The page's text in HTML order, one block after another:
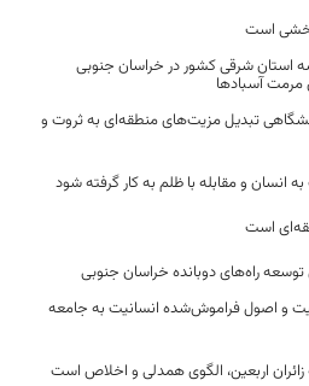
است
استان شرقی کشور در خراسان جنوبی
مرمت آسبادها
تبدیل مزیت‌های منطقه‌ای به ثروت و
انسان و مقابله با ظلم به کار گرفته شود
است
و اصول فراموش‌شده انسانیت به جامعه
اربعین، الگوی همدلی و اخلاص است